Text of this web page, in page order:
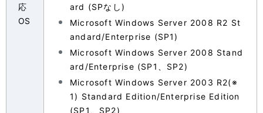
応
OS
ard (SPなし)
Microsoft Windows Server 2008 R2 St
andard/Enterprise (SP1)
Microsoft Windows Server 2008 Stand
ard/Enterprise (SP1、SP2)
Microsoft Windows Server 2003 R2(※
1) Standard Edition/Enterprise Edition
(SP1、SP2)